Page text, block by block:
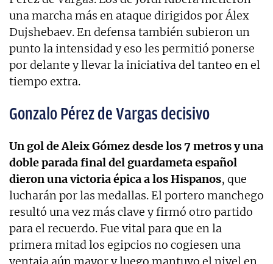
una marcha más en ataque dirigidos por Álex
Dujshebaev. En defensa también subieron un
punto la intensidad y eso les permitió ponerse
por delante y llevar la iniciativa del tanteo en el
tiempo extra.
Gonzalo Pérez de Vargas decisivo
Un gol de Aleix Gómez desde los 7 metros y una
doble parada final del guardameta español
dieron una victoria épica a los Hispanos, que
lucharán por las medallas. El portero manchego
resultó una vez más clave y firmó otro partido
para el recuerdo. Fue vital para que en la
primera mitad los egipcios no cogiesen una
ventaja aún mayor y luego mantuvo el nivel en